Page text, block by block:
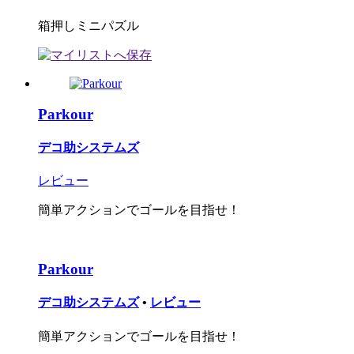
箱押しミニパズル
Parkour
デコ助システムズ
レビュー
簡単アクションでゴールを目指せ！
Parkour
デコ助システムズ • レビュー
簡単アクションでゴールを目指せ！